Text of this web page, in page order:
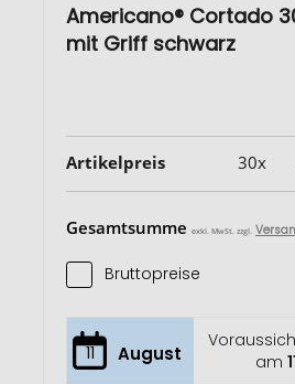
Americano® Cortado
mit Griff schwarz
Artikelpreis 30x
Gesamtsumme exkl. MwSt. zzgl.
Bruttopreise
11 August
am